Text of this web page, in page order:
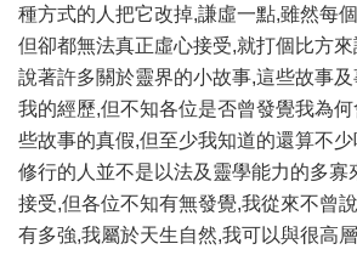
種方式的人把它改掉,謙虛一點,雖然每
但卻都無法真正虛心接受,就打個比方
說著許多關於靈界的小故事,這些故事
我的經歷,但不知各位是否曾發覺我為
些故事的真假,但至少我知道的還算不
修行的人並不是以法及靈學能力的多寡
接受,但各位不知有無發覺,我從來不曾
有多強,我屬於天生自然,我可以與很高